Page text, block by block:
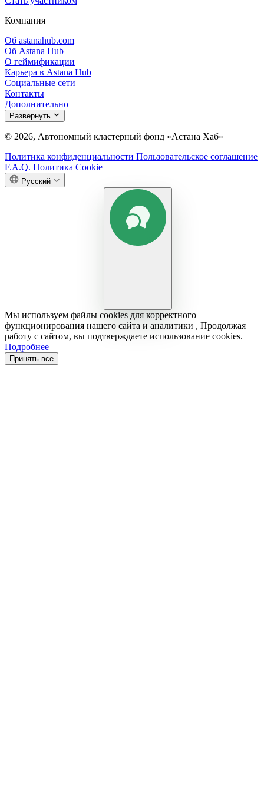
Компания
Об astanahub.com
Об Astana Hub
О геймификации
Карьера в Astana Hub
Социальные сети
Контакты
Дополнительно
Развернуть
© 2026, Автономный кластерный фонд «Астана Хаб»
Политика конфиденциальности Пользовательское соглашение
F.A.Q. Политика Cookie
Русский
Мы используем файлы cookies для корректного
функционирования нашего сайта и аналитики , Продолжая
работу с сайтом, вы подтверждаете использование cookies.
Подробнее
Принять все